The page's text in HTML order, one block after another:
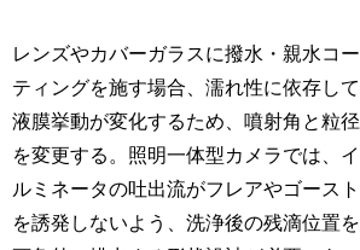
レンズやカバーガラスに撥水・親水コー
ティングを施す場合、濡れ性に依存して
液膜挙動が変化するため、噴射角と粒径
を変更する。照明一体型カメラでは、イ
ルミネータの吐出流がフレアやゴースト
を誘発しないよう、洗浄後の残滴位置を